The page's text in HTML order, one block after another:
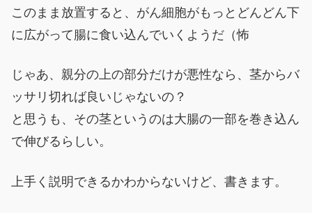
このまま放置すると、がん細胞がもっとどんどん下
に広がって腸に食い込んでいくようだ（怖
じゃあ、親分の上の部分だけが悪性なら、茎からバ
ッサリ切れば良いじゃないの？
と思うも、その茎というのは大腸の一部を巻き込ん
で伸びるらしい。
上手く説明できるかわからないけど、書きます。